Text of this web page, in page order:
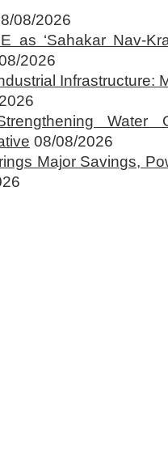
08/2026
as ‘Sahakar Nav-
2026
Infrastructure:
Water
08/08/2026
Major Savings,